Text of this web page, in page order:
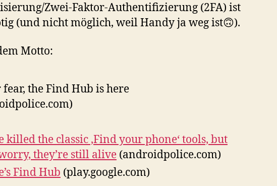
Zwei-Faktor-Authentifizierung (2FA) ist
(und nicht möglich, weil Handy ja weg ist🙃).
Motto:
fear, the Find Hub is here
killed the classic ‚Find your phone‘ tools, but
they’re still alive (androidpolice.com)
Find Hub (play.google.com)